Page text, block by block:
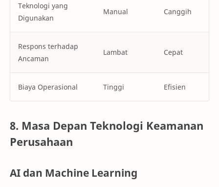
Teknologi yang
Digunakan
Manual Canggih
Respons terhadap
Ancaman
Lambat Cepat
Biaya Operasional Tinggi Efisien
8. Masa Depan Teknologi Keamanan
Perusahaan
AI dan Machine Learning